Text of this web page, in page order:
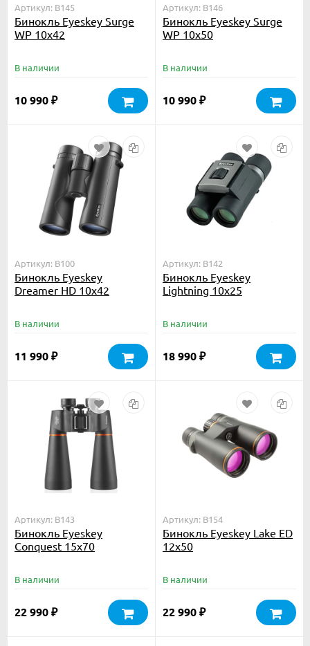
Артикул: B145
Бинокль Eyeskey Surge
WP 10x42
В наличии
10 990 ₽
Артикул: B146
Бинокль Eyeskey Surge
WP 10x50
В наличии
10 990 ₽
Артикул: B100
Бинокль Eyeskey
Dreamer HD 10x42
В наличии
11 990 ₽
Артикул: B142
Бинокль Eyeskey
Lightning 10x25
В наличии
18 990 ₽
Артикул: B143
Бинокль Eyeskey
Conquest 15x70
В наличии
22 990 ₽
Артикул: B154
Бинокль Eyeskey Lake ED
12x50
В наличии
22 990 ₽